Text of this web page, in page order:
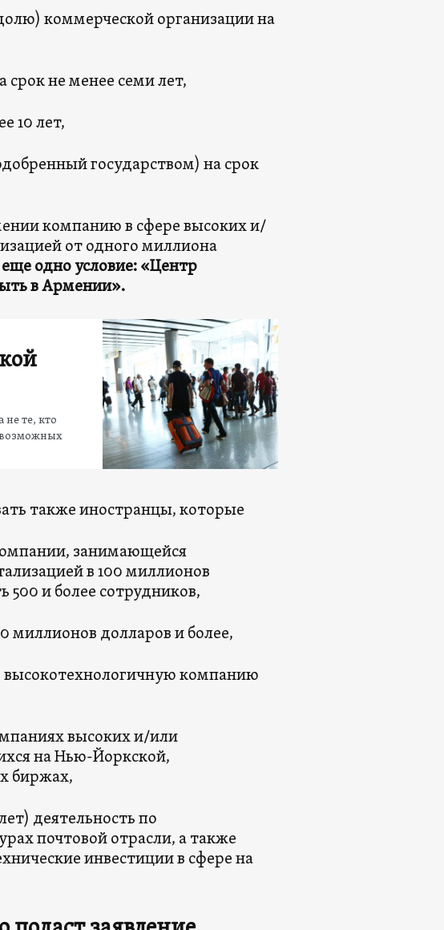
коммерческой организации на
срок не менее семи лет,
10 лет,
государством) на срок
компанию в сфере высоких и/
от одного миллиона
одно условие: «Центр
в Армении».
те, кто
также иностранцы, которые
занимающейся
в 100 миллионов
500 и более сотрудников,
миллионов долларов и более,
высокотехнологичную компанию
высоких и/или
на Нью-Йоркской,
биржах,
деятельность по
почтовой отрасли, а также
инвестиции в сфере на